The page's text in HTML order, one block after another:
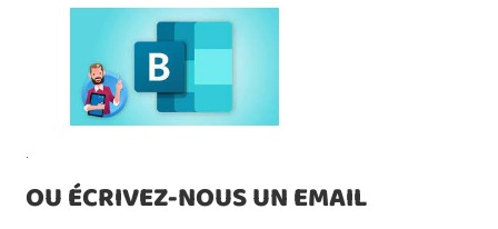
.
OU ÉCRIVEZ-NOUS UN EMAIL